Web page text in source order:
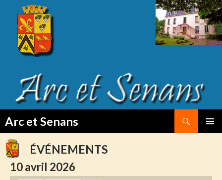
Arc et Senans
TO
CONTENTÉVÉNEMENTS
10 avril 2026